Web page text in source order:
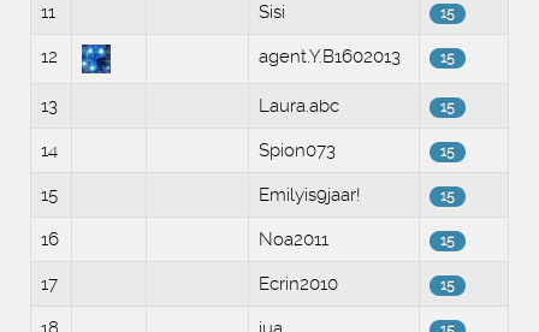
11 Sisi 15
12 agent.Y.B1602013 15
13 Laura.abc 15
14 Spion073 15
15 Emilyis9jaar! 15
16 Noa2011 15
17 Ecrin2010 15